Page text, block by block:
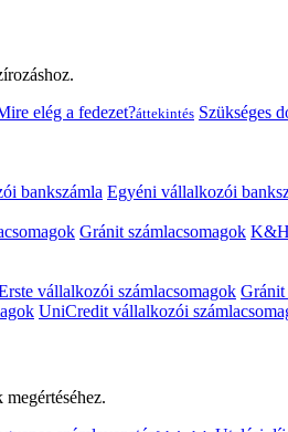
elég a fedezet?áttekintés Szükséges
bankszámla Egyéni vállalkozói
Gránit számlacsomagok K&H
vállalkozói számlacsomagok Gránit
UniCredit vállalkozói